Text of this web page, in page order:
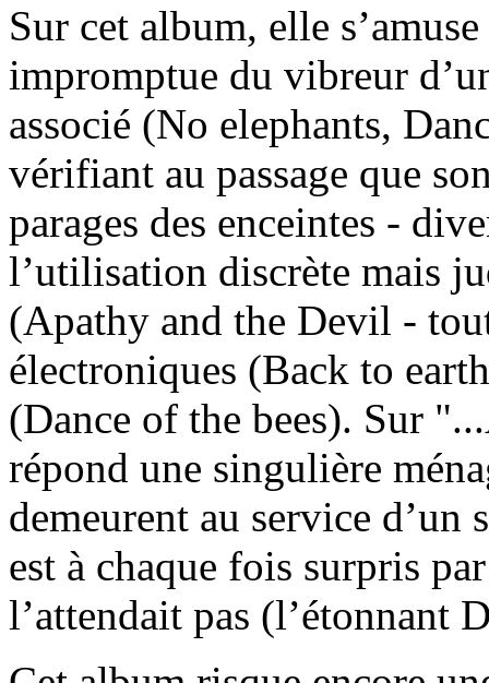
Sur cet album, elle
impromptue du vibreur
associé (No elephants,
vérifiant au passage que
parages des enceintes -
l’utilisation discrète mais
(Apathy and the Devil -
électroniques (Back to
(Dance of the bees). Sur
répond une singulière
demeurent au service
est à chaque fois surpris
l’attendait pas (l’étonnant